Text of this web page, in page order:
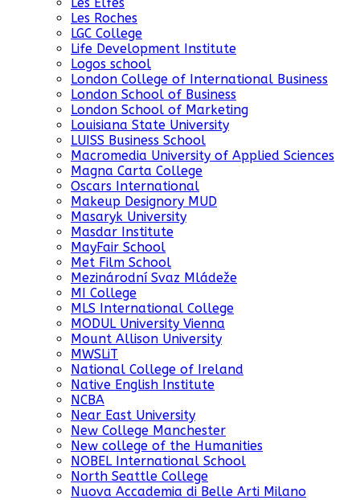
Les Roches
LGC College
Life Development Institute
Logos school
London College of International Business
London School of Business
London School of Marketing
Louisiana State University
LUISS Business School
Macromedia University of Applied Sciences
Magna Carta College
Oscars International
Makeup Designory MUD
Masaryk University
Masdar Institute
MayFair School
Met Film School
Mezinárodní Svaz Mládeže
MI College
MLS International College
MODUL University Vienna
Mount Allison University
MWSLiT
National College of Ireland
Native English Institute
NCBA
Near East University
New College Manchester
New college of the Humanities
NOBEL International School
North Seattle College
Nuova Accademia di Belle Arti Milano